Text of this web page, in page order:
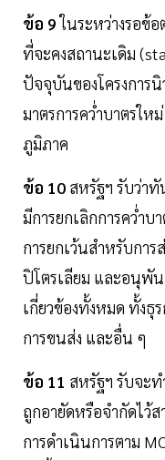
ข้อ 9ในระหว่างรอข้
ที่จะคงสถานะเดิม
ปัจจุบันของโครงการ
มาตรการคว่ำบาตรให
ภูมิภาค
ข้อ 10 สหรัฐฯ รับว่า
มีการยกเลิกการคว่ำบ
การยกเว้นสำหรับกา
ปิโตรเลียม และอนุพัน
เกี่ยวข้องทั้งหมด ทั้งธุ
การขนส่ง และอื่น ๆ
ข้อ 11 สหรัฐฯ รับจะ
ถูกอายัดหรือจำกัดไว้ส
การดำเนินการตาม